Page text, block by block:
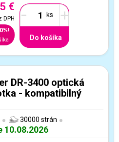
€
DPH - +
Do košíka
DR-3400 optická
- kompatibilný
30000 strán
10.08.2026